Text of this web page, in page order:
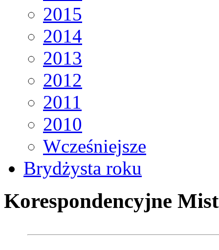
2015
2014
2013
2012
2011
2010
Wcześniejsze
Brydżysta roku
Korespondencyjne